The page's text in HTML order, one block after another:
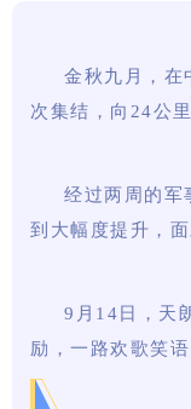
金秋九月，在
次集结，向24公
经过两周的军
到大幅度提升，
9月14日，天
励，一路欢歌笑语